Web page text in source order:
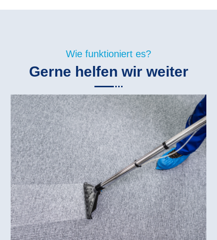
Wie funktioniert es?
Gerne helfen wir weiter